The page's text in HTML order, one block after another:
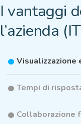
I vantaggi
l’azienda
Visualizzazione
Tempi di
Collaborazione